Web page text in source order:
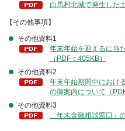
白馬村北城で発生した
【その他事項】
その他資料1
年末年始を迎えるに当
（PDF：405KB）
その他資料2
年末年始期間中におけ
の御案内について（
その他資料3
「年末金融相談窓口」